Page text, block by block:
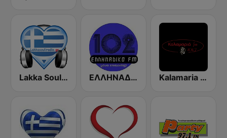
Lakka Souli Radio ΕΛΛΗΝΑΔΙΚΟ FM (Ellinadiko FM) Kalamaria FM